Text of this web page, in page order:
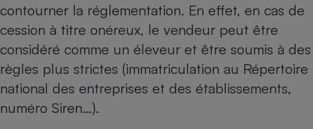
contourner la réglementation. En effet, en cas de
cession à titre onéreux, le vendeur peut être
considéré comme un éleveur et être soumis à des
règles plus strictes (immatriculation au Répertoire
national des entreprises et des établissements,
numéro Siren…).